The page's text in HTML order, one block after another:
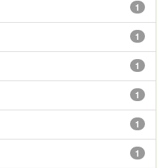
1
1
1
1
1
1